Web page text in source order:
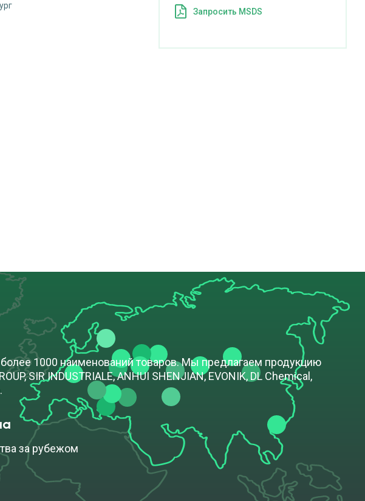
Запросить MSDS
1000 наименований товаров. Мы предлагаем продукцию
SIR INDUSTRIALE, ANHUI SHENJIAN, EVONIK, DL Chemical,
за рубежом